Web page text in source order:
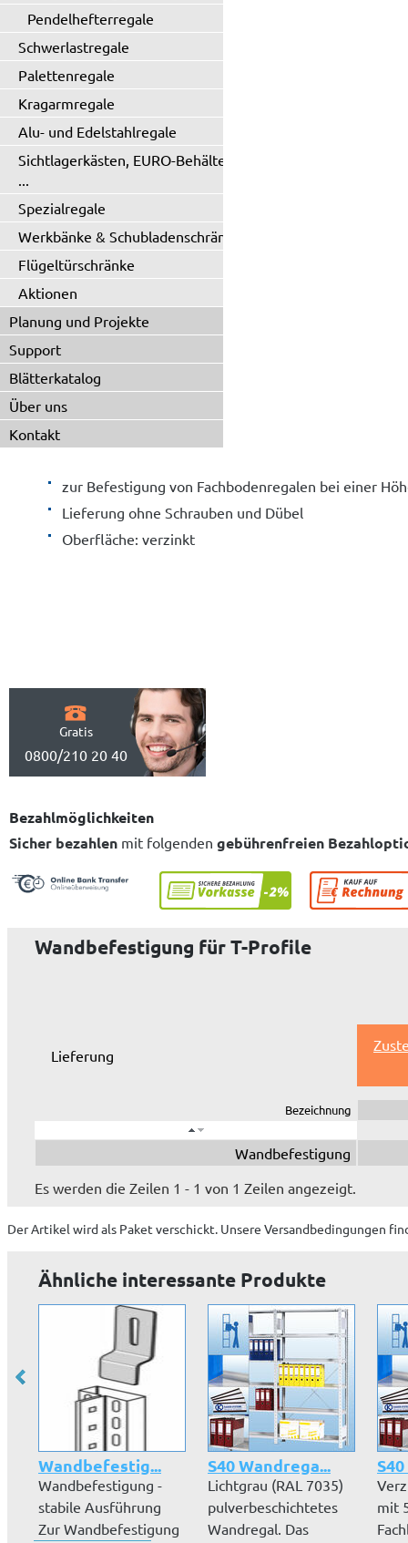
Pendelhefterregale
Schwerlastregale
Palettenregale
Kragarmregale
Alu- und Edelstahlregale
Sichtlagerkästen, EURO-Behälter
...
Spezialregale
Werkbänke & Schubladenschränke
Flügeltürschränke
Aktionen
Planung und Projekte
Support
Blätterkatalog
Über uns
Kontakt
zur Befestigung von Fachbodenregalen bei einer
Lieferung ohne Schrauben und Dübel
Oberfläche: verzinkt
Gratis
0800/210 20 40
Bezahlmöglichkeiten
Sicher bezahlen mit folgenden gebührenfreien
Wandbefestigung für T-Profile
Lieferung
Bezeichnung
Wandbefestigung
Es werden die Zeilen 1 - 1 von 1 Zeilen angezeigt.
Der Artikel wirdals Paket verschickt. Unsere Versandbedingungen
Ähnliche interessante Produkte
Wandbefestig...
Wandbefestigung -
stabile Ausführung
Zur Wandbefestigung
S40 Wandrega...
Lichtgrau (RAL 7035)
pulverbeschichtetes
Wandregal. Das
mit